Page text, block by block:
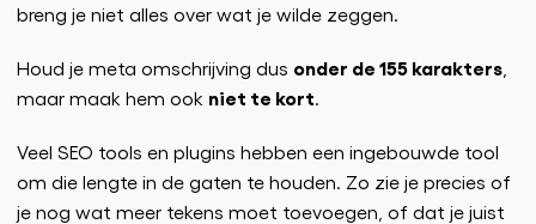
breng je niet alles over wat je wilde zeggen.
Houd je meta omschrijving dus onder de 155 karakters
maar maak hem ook niet te kort.
Veel SEO tools en plugins hebben een ingebouwde tool
om die lengte in de gaten te houden. Zo zie je precies of
je nog wat meer tekens moet toevoegen, of dat je juist